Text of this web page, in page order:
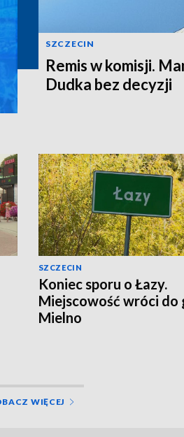
SZCZECIN
Remis w komisji.
Dudka bez decyzji
SZCZECIN
Koniec sporu o Łazy.
Miejscowość wróci do
Mielno
WIĘCEJ